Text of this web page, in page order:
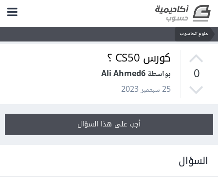
علوم الحاسوب
0
كورس CS50 ؟
بواسطة Ali Ahmed6
25 سبتمبر 2023
أجب على هذا السؤال
السؤال